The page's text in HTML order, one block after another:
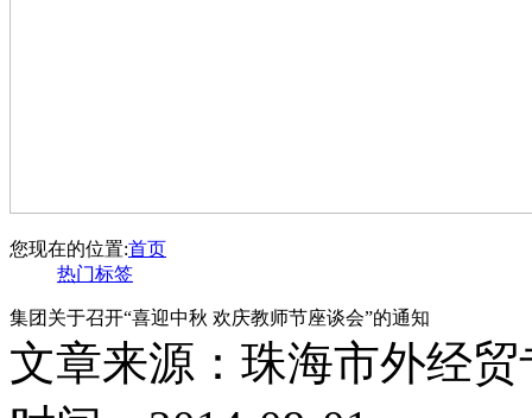
您现在的位置:首页
热门标签
集团关于召开“喜迎中秋 欢庆教师节座谈会”的通知
文章来源：珠海市外经